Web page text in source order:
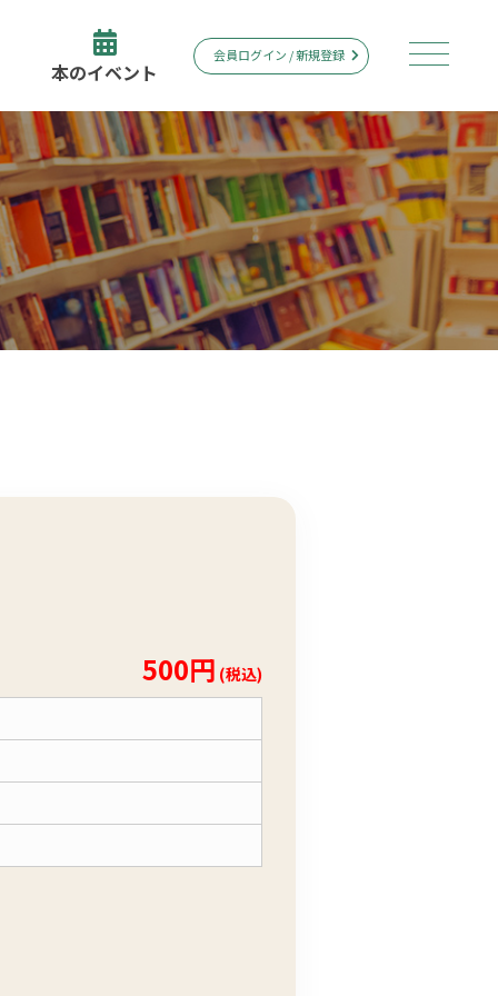
本のイベント
会員ログイン / 新規登録
500円 (税込)